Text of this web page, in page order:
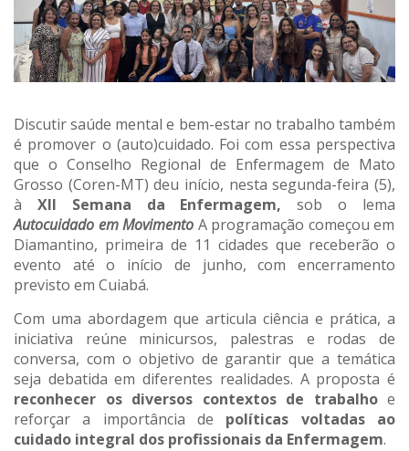
Discutir saúde mental e bem-estar no trabalho também
é promover o (auto)cuidado. Foi com essa perspectiva
que o Conselho Regional de Enfermagem de Mato
Grosso (Coren-MT) deu início, nesta segunda-feira (5),
à XII Semana da Enfermagem,sob o lema
Autocuidado em Movimento A programação começou em
Diamantino, primeira de 11 cidades que receberão o
evento até o início de junho, com encerramento
previsto em Cuiabá.
Com uma abordagem que articula ciência e prática, a
iniciativa reúne minicursos, palestras e rodas de
conversa, com o objetivo de garantir que a temática
seja debatida em diferentes realidades. A proposta é
reconhecer os diversos contextos de trabalhoe
reforçar a importância de políticas voltadas ao
cuidado integral dos profissionais da Enfermagem.